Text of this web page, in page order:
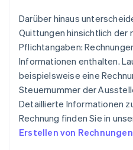
Darüber hinaus
Quittungen hinsichtlich der
Pflichtangaben:
Informationen enthalten.
beispielsweise eine
Steuernummer der
Detaillierte Informationen
Rechnung finden Sie in
Erstellen von Rechnungen